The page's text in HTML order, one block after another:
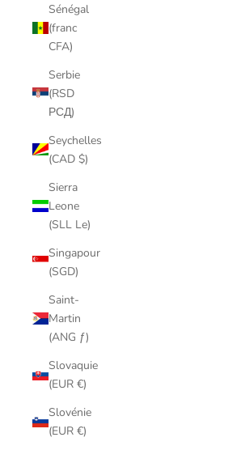
Sénégal
(franc
CFA)
Serbie
(RSD
РСД)
Seychelles
(CAD $)
Sierra
Leone
(SLL Le)
Singapour
(SGD)
Saint-
Martin
(ANG ƒ)
Slovaquie
(EUR €)
Slovénie
(EUR €)